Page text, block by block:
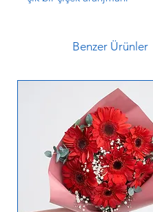
Benzer Ürünler